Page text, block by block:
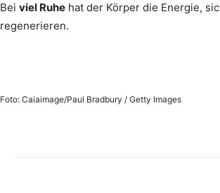
Bei viel Ruhe hat der Körper die Energie,
regenerieren.
Foto: Caiaimage/Paul Bradbury / Getty Images